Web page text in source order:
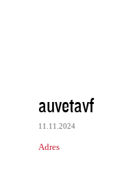
auvetavf
11.11.2024
Adres